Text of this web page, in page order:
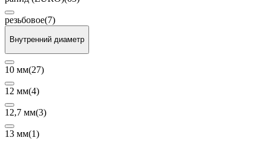
резьбовое(7)
Внутренний диаметр
10 мм(27)
12 мм(4)
12,7 мм(3)
13 мм(1)